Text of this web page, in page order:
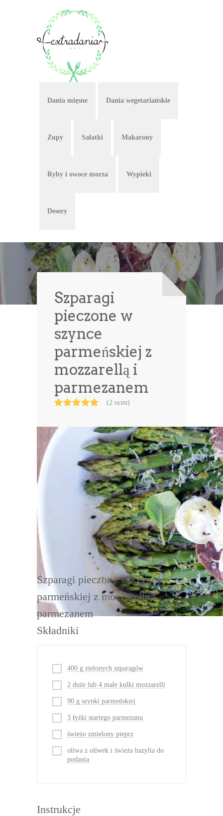
Dania mięsne Dania wegetariańskie
Zupy Sałatki Makarony
Ryby i owoce morza Wypieki
Desery
Szparagi
pieczone w
szynce
parmeńskiej z
mozzarellą i
parmezanem
(2 ocen)
Szparagi pieczone w szynce
parmeńskiej z mozzarellą i
parmezanem
Składniki
400 g zielonych szparagów
2 duże lub 4 małe kulki mozzarelli
90 g szynki parmeńskiej
3 łyżki startego parmezanu
świeżo zmielony pieprz
oliwa z oliwek i świeża bazylia do
podania
Instrukcje